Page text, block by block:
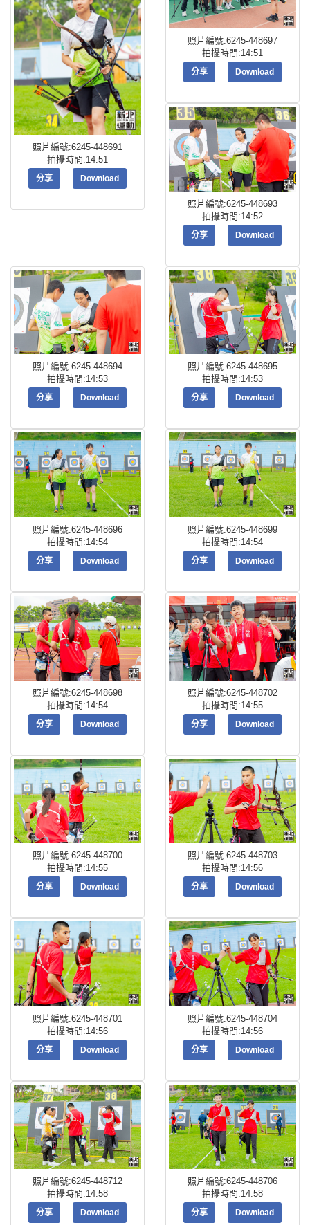
照片編號:6245-448691
拍攝時間:14:51
分享 Download
照片編號:6245-448697
拍攝時間:14:51
分享 Download
照片編號:6245-448693
拍攝時間:14:52
分享 Download
照片編號:6245-448694
拍攝時間:14:53
分享 Download
照片編號:6245-448695
拍攝時間:14:53
分享 Download
照片編號:6245-448696
拍攝時間:14:54
分享 Download
照片編號:6245-448699
拍攝時間:14:54
分享 Download
照片編號:6245-448698
拍攝時間:14:54
分享 Download
照片編號:6245-448702
拍攝時間:14:55
分享 Download
照片編號:6245-448700
拍攝時間:14:55
分享 Download
照片編號:6245-448703
拍攝時間:14:56
分享 Download
照片編號:6245-448701
拍攝時間:14:56
分享 Download
照片編號:6245-448704
拍攝時間:14:56
分享 Download
照片編號:6245-448712
拍攝時間:14:58
分享 Download
照片編號:6245-448706
拍攝時間:14:58
分享 Download